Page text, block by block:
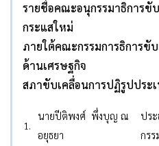
รายชื่อคณะอนุกรรมาธิการขั
กระแสใหม่
ภายใต้คณะกรรมการธิการขั
ด้านเศรษฐกิจ
สภาขับเคลื่อนการปฏิรูปประ
1.
นายปีติพงศ์ พึ่งบุญ ณ
อยุธยา
ปร
กรร